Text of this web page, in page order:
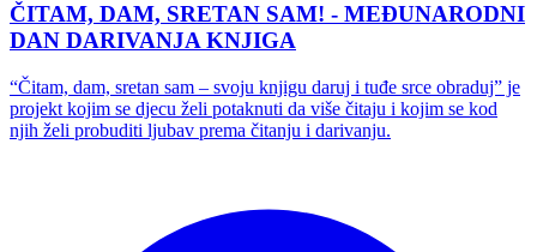
ČITAM, DAM, SRETAN SAM! - MEĐUNARODNI
DAN DARIVANJA KNJIGA
“Čitam, dam, sretan sam – svoju knjigu daruj i tuđe srce obraduj” je
projekt kojim se djecu želi potaknuti da više čitaju i kojim se kod
njih želi probuditi ljubav prema čitanju i darivanju.